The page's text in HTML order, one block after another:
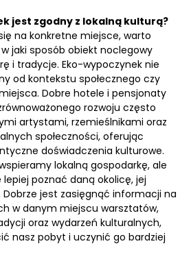
jest zgodny z lokalną kulturą?
na konkretne miejsce, warto
jaki sposób obiekt noclegowy
i tradycje. Eko-wypoczynek nie
od kontekstu społecznego czy
Dobre hotele i pensjonaty
rozwoju często
artystami, rzemieślnikami oraz
społeczności, oferując
doświadczenia kulturowe.
lokalną gospodarkę, ale
poznać daną okolicę, jej
jest zasięgnąć informacji na
w danym miejscu warsztatów,
oraz wydarzeń kulturalnych,
nasz pobyt i uczynić go bardziej